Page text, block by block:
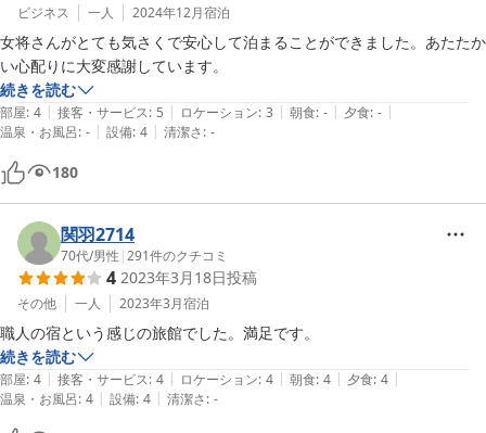
ビジネス 一人 2024年12月宿泊
女将さんがとても気さくで安心して泊まることができました。あたたか
い心配りに大変感謝しています。
続きを読む
部屋: 4 | 接客・サービス: 5 | ロケーション: 3 | 朝食: - | 夕食: - |
温泉・お風呂: - | 設備: 4 | 清潔さ: -
180
関羽2714
70代/男性 |291件のクチコミ
4 2023年3月18日投稿
その他 一人 2023年3月宿泊
職人の宿という感じの旅館でした。満足です。
続きを読む
部屋: 4 | 接客・サービス: 4 | ロケーション: 4 | 朝食: 4 | 夕食: 4 |
温泉・お風呂: 4 | 設備: 4 | 清潔さ: -